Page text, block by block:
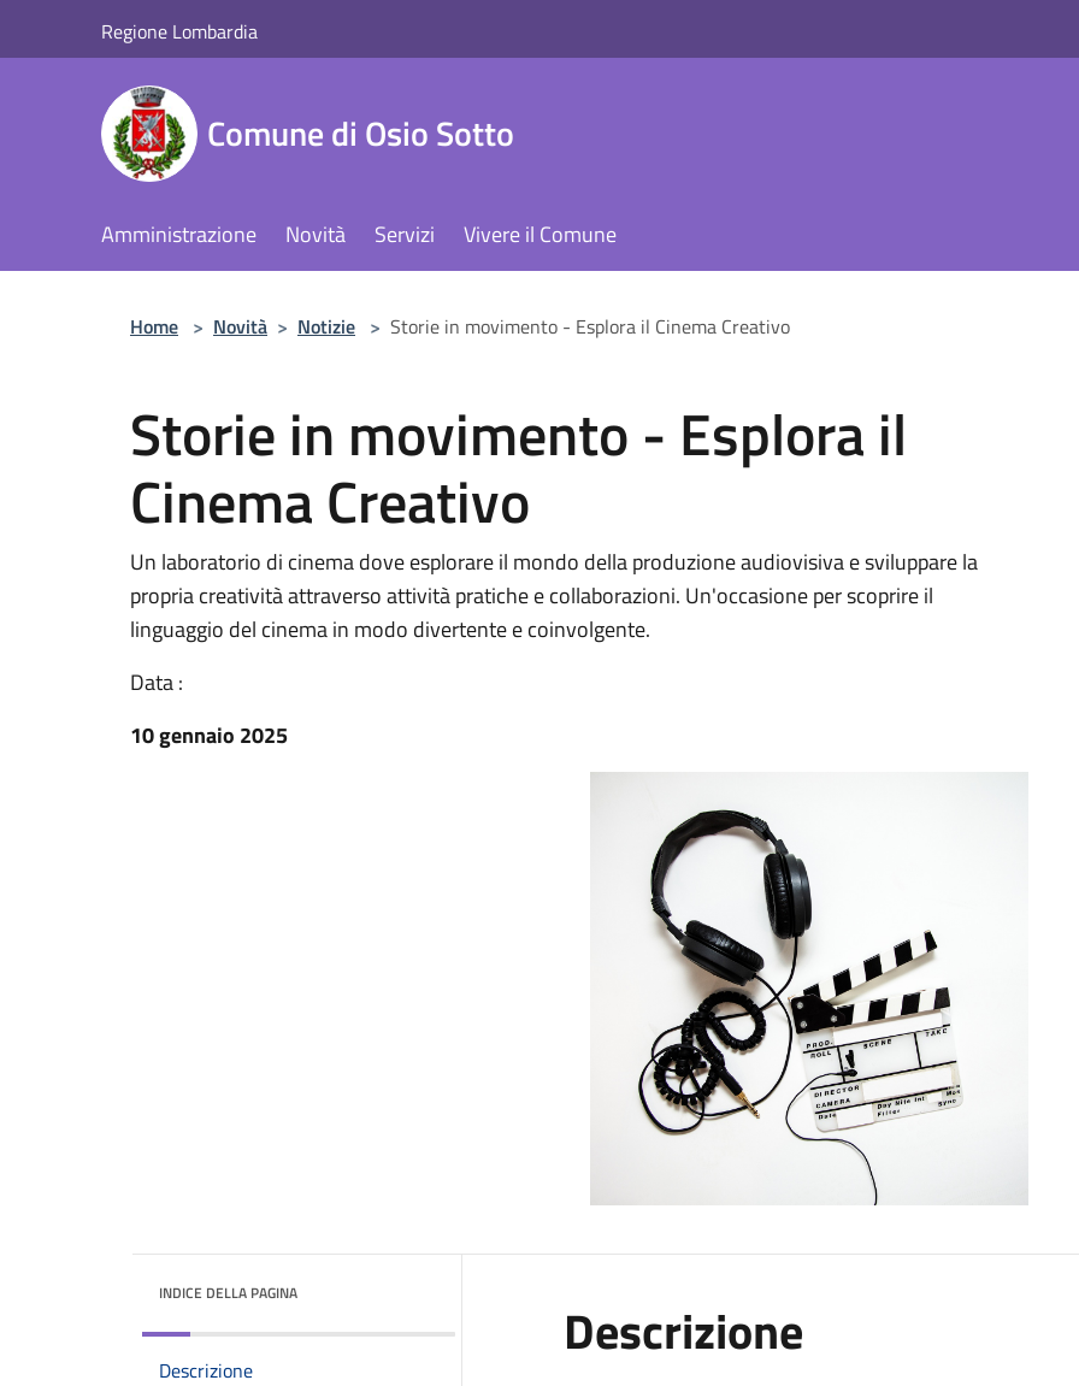
Regione Lombardia
Comune di Osio Sotto
Amministrazione Novità Servizi Vivere il Comune
Home > Novità > Notizie > Storie in movimento - Esplora il Cinema Creativo
Storie in movimento - Esplora il
Cinema Creativo
Un laboratorio di cinema dove esplorare il mondo della produzione audiovisiva e sviluppare la
propria creatività attraverso attività pratiche e collaborazioni. Un'occasione per scoprire il
linguaggio del cinema in modo divertente e coinvolgente.
Data :
10 gennaio 2025
INDICE DELLA PAGINA
Descrizione
Descrizione